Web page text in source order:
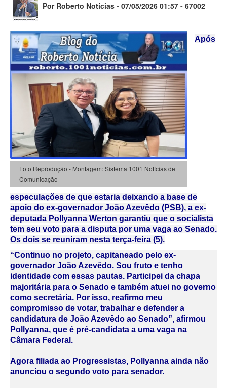
Por Roberto Notícias - 07/05/2026 01:57 - 67002
Foto Reprodução - Montagem: Sistema 1001 Notícias de
Comunicação
Após
especulações de que estaria deixando a base de
apoio do ex-governador João Azevêdo (PSB), a ex-
deputada Pollyanna Werton garantiu que o socialista
tem seu voto para a disputa por uma vaga ao Senado.
Os dois se reuniram nesta terça-feira (5).
“Continuo no projeto, capitaneado pelo ex-
governador João Azevêdo. Sou fruto e tenho
identidade com essas pautas. Participei da chapa
majoritária para o Senado e também atuei no governo
como secretária. Por isso, reafirmo meu
compromisso de votar, trabalhar e defender a
candidatura de João Azevêdo ao Senado”, afirmou
Pollyanna, que é pré-candidata a uma vaga na
Câmara Federal.
Agora filiada ao Progressistas, Pollyanna ainda não
anunciou o segundo voto para senador.